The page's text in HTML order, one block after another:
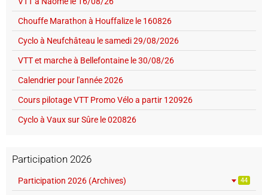
Chouffe Marathon à Houffalize le 160826
Cyclo à Neufchâteau le samedi 29/08/2026
VTT et marche à Bellefontaine le 30/08/26
Calendrier pour l'année 2026
Cours pilotage VTT Promo Vélo a partir 120926
Cyclo à Vaux sur Sûre le 020826
Participation 2026
Participation 2026 (Archives) 44